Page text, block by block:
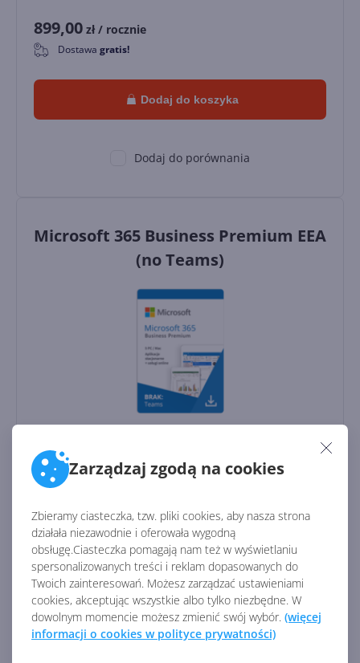
Zarządzaj zgodą na cookies
Zbieramy ciasteczka, tzw. pliki cookies, aby nasza strona
działała niezawodnie i oferowała wygodną
obsługę.Ciasteczka pomagają nam też w wyświetlaniu
spersonalizowanych treści i reklam dopasowanych do
Twoich zainteresowań. Możesz zarządzać ustawieniami
cookies, akceptując wszystkie albo tylko niezbędne. W
dowolnym momencie możesz zmienić swój wybór. (więcej
informacji o cookies w polityce prywatności)
899,00 zł / rocznie
0 Dostawa gratis!
Dodaj do koszyka
Dodaj do porównania
Microsoft 365 Business Premium EEA
(no Teams)
Użytkownicy:
Rodzaj licencji:
Aplikacje stacjonarne:
Aplikacje online:
1 119,00zł/ rocznie
Dostawa gratis!